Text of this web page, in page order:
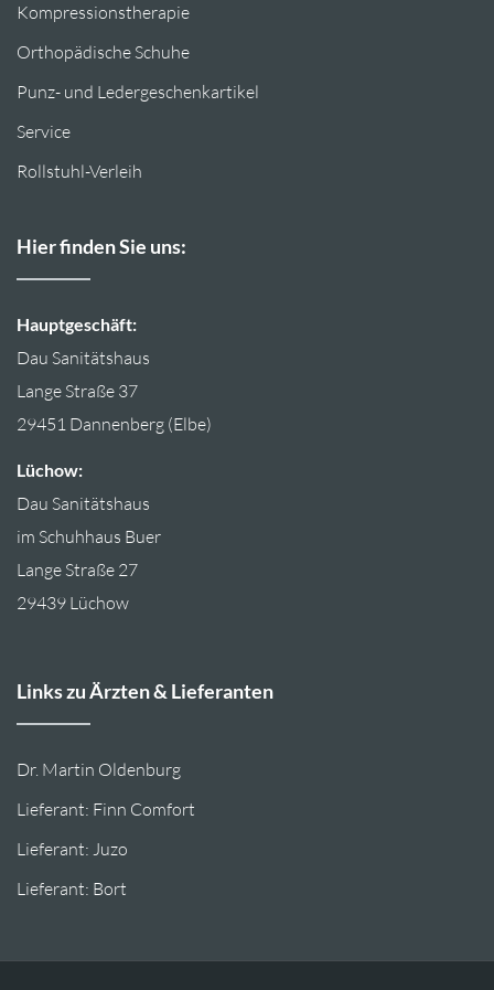
Kompressionstherapie
Orthopädische Schuhe
Punz- und Ledergeschenkartikel
Service
Rollstuhl-Verleih
Hier finden Sie uns:
Hauptgeschäft:
Dau Sanitätshaus
Lange Straße 37
29451 Dannenberg (Elbe)
Lüchow:
Dau Sanitätshaus
im Schuhhaus Buer
Lange Straße 27
29439 Lüchow
Links zu Ärzten & Lieferanten
Dr. Martin Oldenburg
Lieferant: Finn Comfort
Lieferant: Juzo
Lieferant: Bort